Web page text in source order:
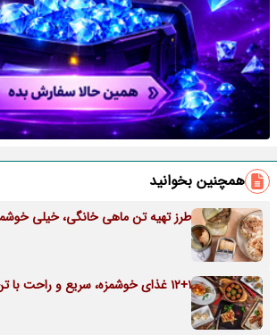
همچنین بخوانید
طرز تهیه تن ماهی خانگی، خیلی
12+1 غذای خوشمزه، سریع و راحت با تن ماهی